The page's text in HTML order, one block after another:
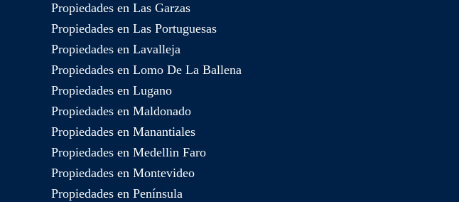
Propiedades en Las Garzas
Propiedades en Las Portuguesas
Propiedades en Lavalleja
Propiedades en Lomo De La Ballena
Propiedades en Lugano
Propiedades en Maldonado
Propiedades en Manantiales
Propiedades en Medellin Faro
Propiedades en Montevideo
Propiedades en Península